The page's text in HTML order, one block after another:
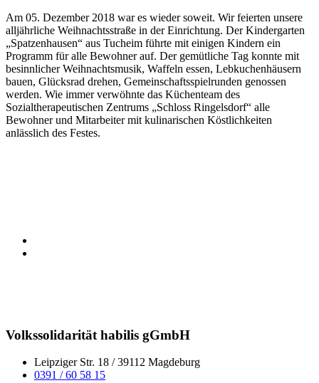
Am 05. Dezember 2018 war es wieder soweit. Wir feierten unsere
alljährliche Weihnachtsstraße in der Einrichtung. Der Kindergarten
„Spatzenhausen“ aus Tucheim führte mit einigen Kindern ein
Programm für alle Bewohner auf. Der gemütliche Tag konnte mit
besinnlicher Weihnachtsmusik, Waffeln essen, Lebkuchenhäusern
bauen, Glücksrad drehen, Gemeinschaftsspielrunden genossen
werden. Wie immer verwöhnte das Küchenteam des
Sozialtherapeutischen Zentrums „Schloss Ringelsdorf“ alle
Bewohner und Mitarbeiter mit kulinarischen Köstlichkeiten
anlässlich des Festes.
Volkssolidarität habilis gGmbH
Leipziger Str. 18 / 39112 Magdeburg
0391 / 60 58 15